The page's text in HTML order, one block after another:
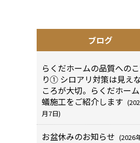
ブログ
らくだホームの品質への
り① シロアリ対策は見え
ころが大切。らくだホー
蟻施工をご紹介します
月7日)
お盆休みのお知らせ (2026